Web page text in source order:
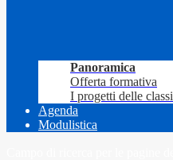
Panoramica
Offerta formativa
I progetti delle classi
Agenda
Modulistica